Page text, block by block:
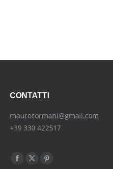
CONTATTI
maurocormani@gmail.com
+39 330 422517
Find us on:
Facebook
X
Pinterest